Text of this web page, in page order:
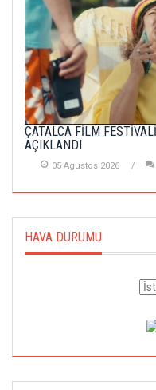
ÇATALCA FİLM
AÇIKLANDI
05 Agustos 2026
HAVA DURUMU